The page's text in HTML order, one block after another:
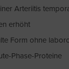
Arteriitis
erhöht
Form ohne
Phase-Proteine